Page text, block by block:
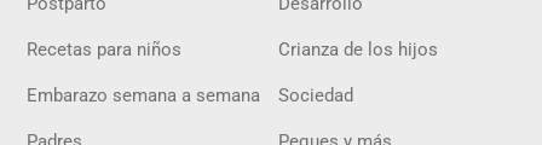
Recetas para niños Crianza de los hijos
Embarazo semana a semana Sociedad